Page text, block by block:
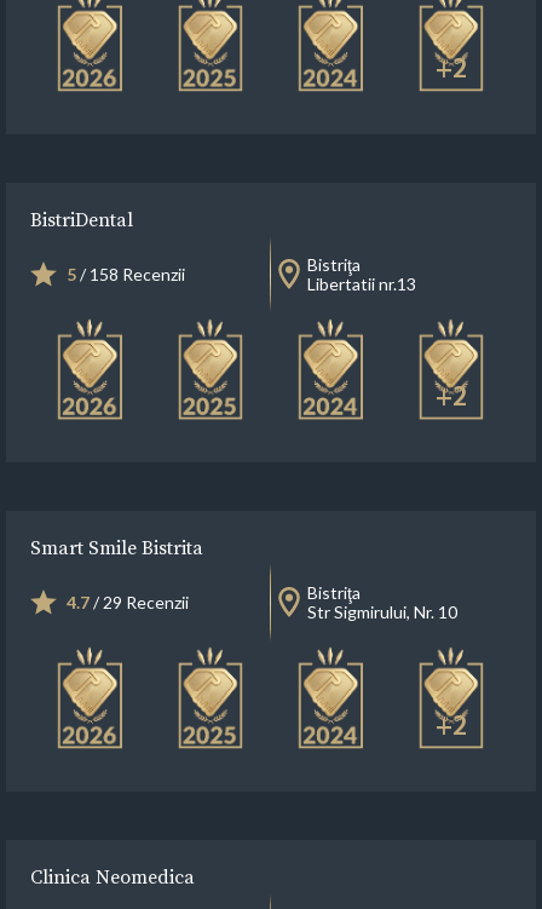
+2
BistriDental
5/ 158 Recenzii
Bistriţa
Libertatii nr.13
+2
Smart Smile Bistrita
4.7/ 29 Recenzii
Bistriţa
Str Sigmirului, Nr. 10
+2
Clinica Neomedica